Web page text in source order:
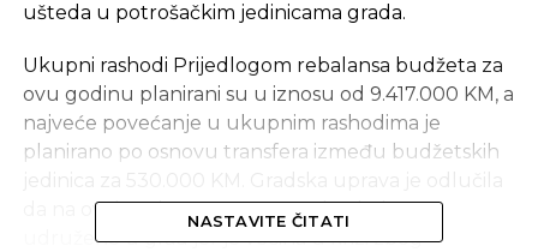
ušteda u potrošačkim jedinicama grada.
Ukupni rashodi Prijedlogom rebalansa budžeta za
ovu godinu planirani su u iznosu od 9.417.000 KM, a
najveće povećanje u ukupnim rashodima je
planirano po osnovu transfera između budžetskih
da na ovaj način pomogne opštine koje su
udružene u grad jer je većina u krizi zbog
NASTAVITE ČITATI